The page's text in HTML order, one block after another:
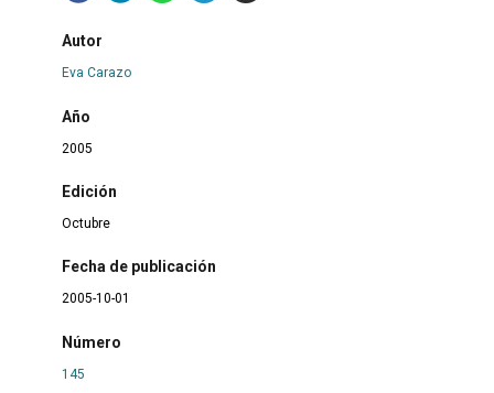
Autor
Eva Carazo
Año
2005
Edición
Octubre
Fecha de publicación
2005-10-01
Número
145